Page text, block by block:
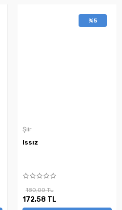
%5
Şiir
Issız
180,00 TL
172,58 TL